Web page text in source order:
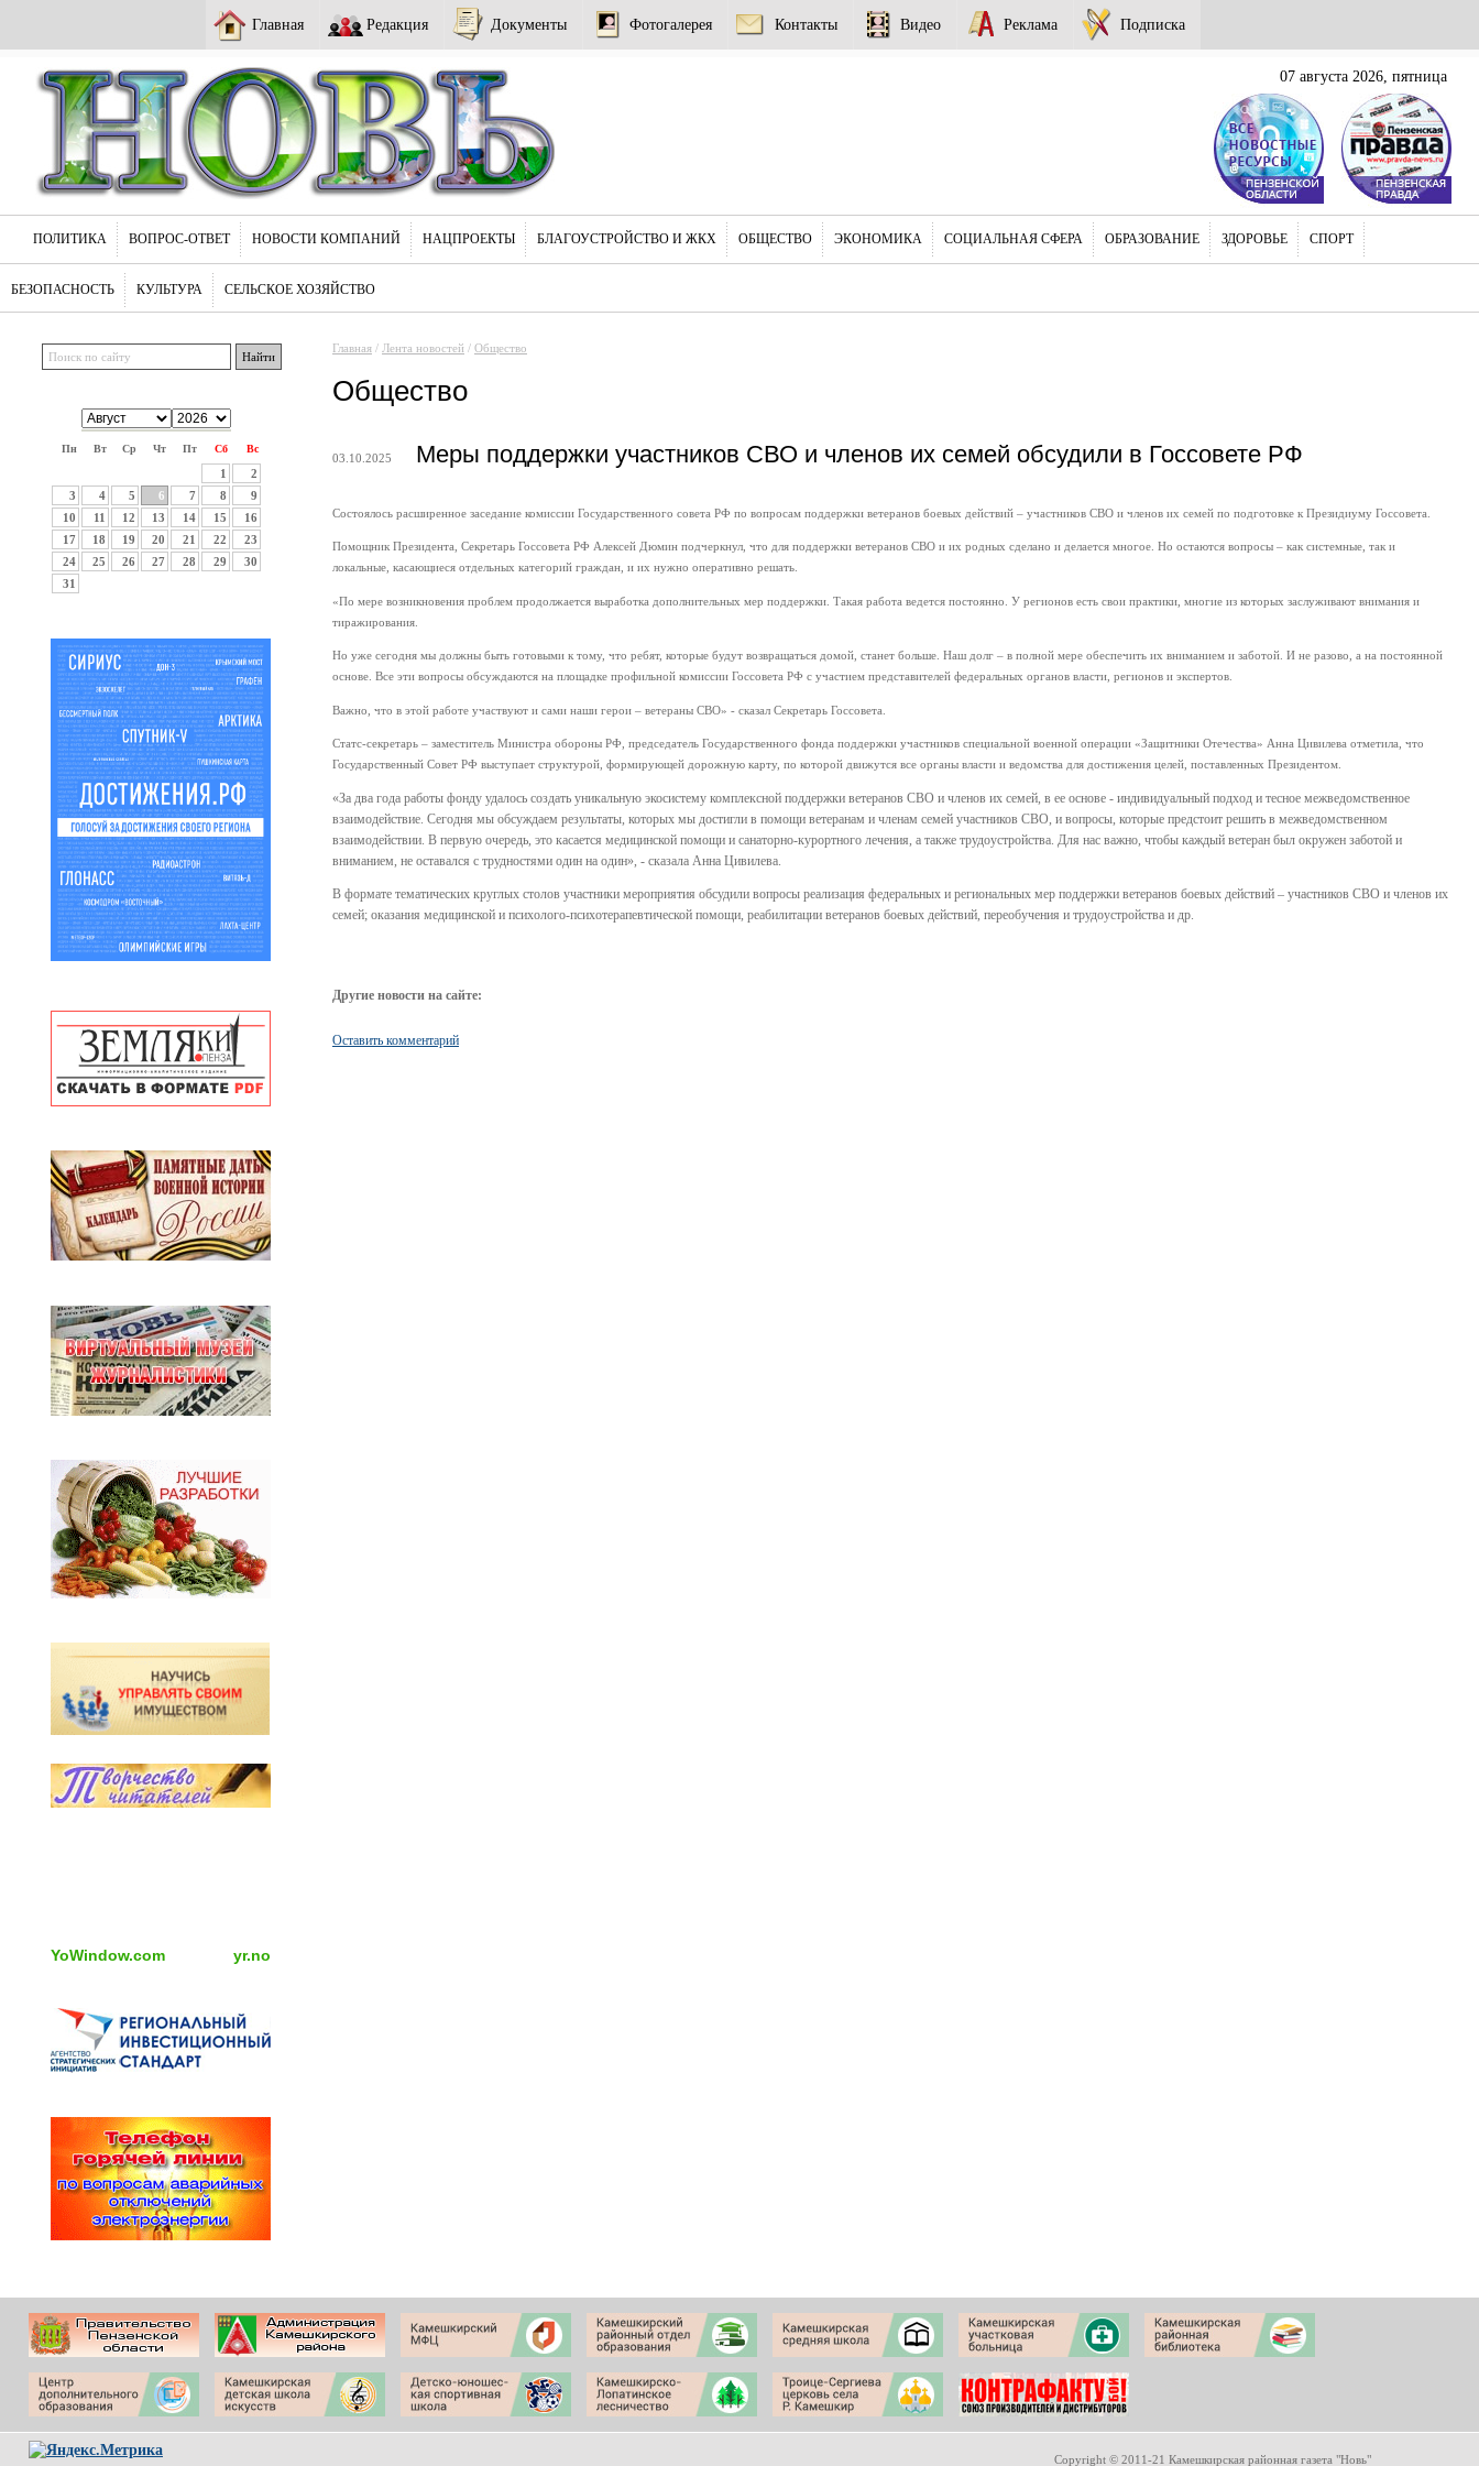
Главная Редакция Документы Фотогалерея Контакты Видео Реклама Подписка
07 августа 2026, пятница
ПОЛИТИКА ВОПРОС-ОТВЕТ НОВОСТИ КОМПАНИЙ НАЦПРОЕКТЫ БЛАГОУСТРОЙСТВО И ЖКХ ОБЩЕСТВО ЭКОНОМИКА СОЦИАЛЬНАЯ СФЕРА ОБРАЗОВАНИЕ ЗДОРОВЬЕ СПОРТ
БЕЗОПАСНОСТЬ КУЛЬТУРА СЕЛЬСКОЕ ХОЗЯЙСТВО
Пн Вт Ср Чт Пт Сб Вс
1
2
3
4 5 6 7 8
9
10
11 12 13 14 15
16
17
18 19 20 21 22
23
24
25 26 27 28 29
30
31
YoWindow.com yr.no
Главная / Лента новостей / Общество
Общество
03.10.2025 Меры поддержки участников СВО и членов их семей обсудили в Госсовете РФ
Состоялось расширенное заседание комиссии Государственного совета РФ по вопросам поддержки ветеранов боевых действий – участников СВО и членов их семей по подготовке к Президиуму Госсовета.
Помощник Президента, Секретарь Госсовета РФ Алексей Дюмин подчеркнул, что для поддержки ветеранов СВО и их родных сделано и делается многое. Но остаются вопросы – как системные, так и
локальные, касающиеся отдельных категорий граждан, и их нужно оперативно решать.
«По мере возникновения проблем продолжается выработка дополнительных мер поддержки. Такая работа ведется постоянно. У регионов есть свои практики, многие из которых заслуживают внимания и
тиражирования.
Но уже сегодня мы должны быть готовыми к тому, что ребят, которые будут возвращаться домой, станет больше. Наш долг – в полной мере обеспечить их вниманием и заботой. И не разово, а на постоянной
основе. Все эти вопросы обсуждаются на площадке профильной комиссии Госсовета РФ с участием представителей федеральных органов власти, регионов и экспертов.
Важно, что в этой работе участвуют и сами наши герои – ветераны СВО» - сказал Секретарь Госсовета.
Статс-секретарь – заместитель Министра обороны РФ, председатель Государственного фонда поддержки участников специальной военной операции «Защитники Отечества» Анна Цивилева отметила, что
Государственный Совет РФ выступает структурой, формирующей дорожную карту, по которой движутся все органы власти и ведомства для достижения целей, поставленных Президентом.
«За два года работы фонду удалось создать уникальную экосистему комплексной поддержки ветеранов СВО и членов их семей, в ее основе - индивидуальный подход и тесное межведомственное
взаимодействие. Сегодня мы обсуждаем результаты, которых мы достигли в помощи ветеранам и членам семей участников СВО, и вопросы, которые предстоит решить в межведомственном
взаимодействии. В первую очередь, это касается медицинской помощи и санаторно-курортного лечения, а также трудоустройства. Для нас важно, чтобы каждый ветеран был окружен заботой и
вниманием, не оставался с трудностями один на один», - сказала Анна Цивилева.
В формате тематических круглых столов участники мероприятия обсудили вопросы реализация федеральных и региональных мер поддержки ветеранов боевых действий – участников СВО и членов их
семей; оказания медицинской и психолого-психотерапевтической помощи, реабилитации ветеранов боевых действий, переобучения и трудоустройства и др.
Другие новости на сайте:
Оставить комментарий
Copyright © 2011-21 Камешкирская районная газета "Новь"